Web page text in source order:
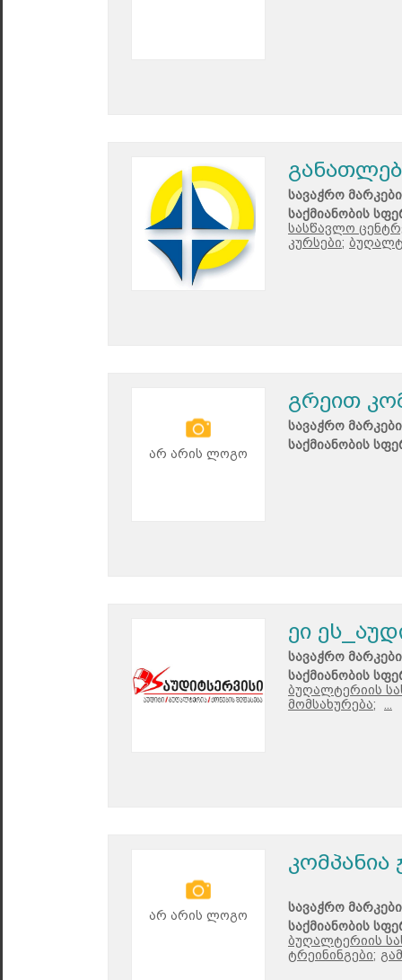
სავაჭრო
საქმიანობის
სასწავლო
კურსები;
არ არის ლოგო
გრეით
სავაჭრო
საქმიანობის
ეი
სავაჭრო
საქმიანობის
ბუღალტერიის
მომსახურება;
არ არის ლოგო
სავაჭრო
საქმიანობის
ბუღალტერიის
ტრეინინგები;